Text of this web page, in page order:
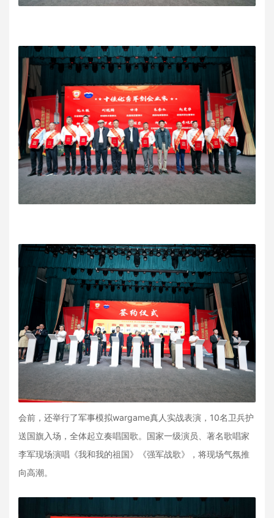
会前，还举行了军事模拟wargame真人实战表演，10名卫兵护
送国旗入场，全体起立奏唱国歌。国家一级演员、著名歌唱家
李军现场演唱《我和我的祖国》《强军战歌》，将现场气氛推
向高潮。